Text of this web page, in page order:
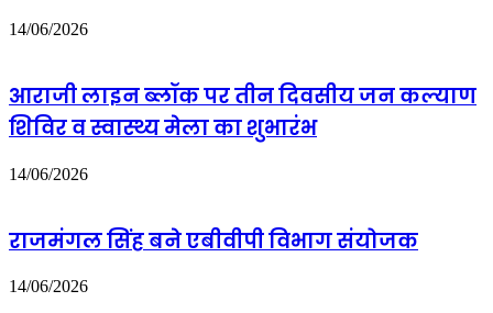
अभियान
14/06/2026
आराजी लाइन ब्लॉक पर तीन दिवसीय जन कल्याण
शिविर व स्वास्थ्य मेला का शुभारंभ
14/06/2026
राजमंगल सिंह बने एबीवीपी विभाग संयोजक
14/06/2026